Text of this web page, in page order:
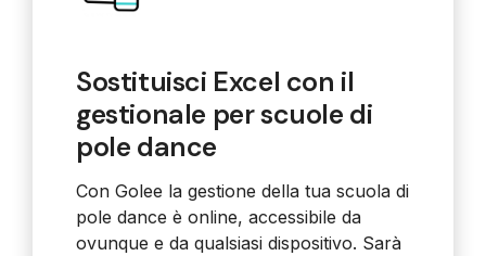
Sostituisci Excel con il
gestionale per scuole di
pole dance
Con Golee la gestione della tua scuola di
pole dance è online, accessibile da
ovunque e da qualsiasi dispositivo. Sarà